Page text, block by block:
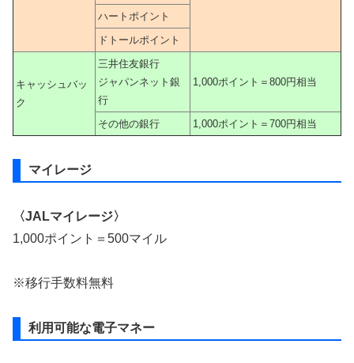
ハートポイント
ドトールポイント
キャッシュバッ
ク
三井住友銀行
ジャパンネット銀
行
1,000ポイント＝800円相当
その他の銀行 1,000ポイント＝700円相当
マイレージ
〈JALマイレージ〉
1,000ポイント＝500マイル
※移行手数料無料
利用可能な電子マネー